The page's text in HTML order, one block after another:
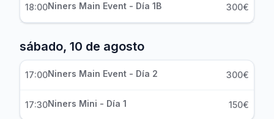
18:00Niners Main Event - Día 1B 300€
sábado, 10 de agosto
17:00Niners Main Event - Día 2 300€
17:30Niners Mini - Día 1 150€